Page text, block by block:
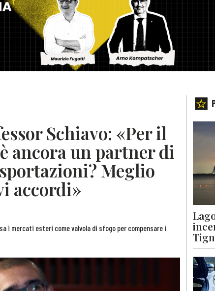
Schiavo: «Per il
ancora un partner di
Meglio
accordi»
i mercati esteri come valvola di sfogo per compensare i